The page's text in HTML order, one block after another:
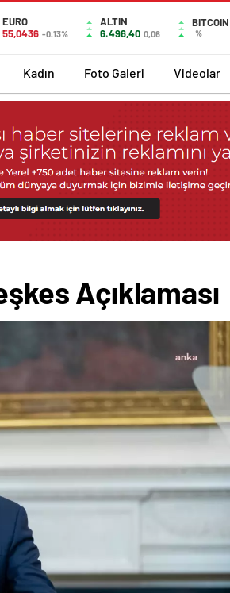
EURO
55,0436 -0.13%
ALTIN
6.496,40 0,06
BITCOIN
%
Kadın Foto Galeri Videolar
Açıklaması